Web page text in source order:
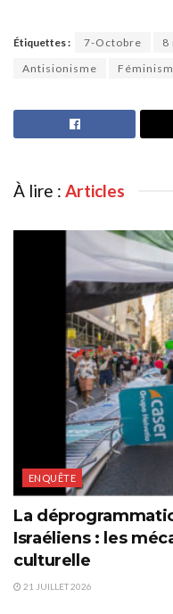
Étiquettes : 7-Octobre 8
Antisionisme
À lire : Articles
ENQUÊTE
La
Israéliens : les
culturelle
21 JUILLET 2026